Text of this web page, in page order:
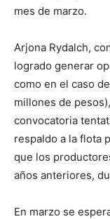
mes de marzo.
Arjona Rydalch,
logrado generar
como en el caso
millones de
convocatoria
respaldo a la flota
que los
años anteriores,
En marzo se